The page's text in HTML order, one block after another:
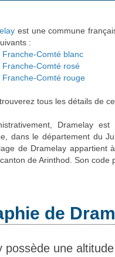
est une commune
:
Franche-Comté blanc
Franche-Comté rosé
Franche-Comté rouge
tous les détails de
Dramelay
dans le département du
de Dramelay appartient
de Arinthod. Son code
de
possède une